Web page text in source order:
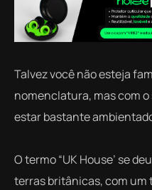
Talvez você não esteja
nomenclatura, mas com
estar bastante
O termo “UK House’ se
terras britânicas, com